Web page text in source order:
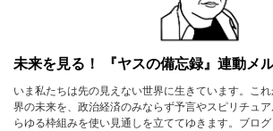
未来を見る！ 『ヤスの備忘録』連動メ
いま私たちは先の見えない世界に生きています。こ
界の未来を、政治経済のみならず予言やスピリチュ
らゆる枠組みを使い見通しを立ててゆきます。ブロ